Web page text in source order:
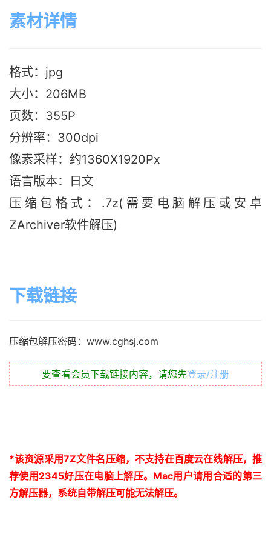
素材详情
格式：jpg
大小：206MB
页数：355P
分辨率：300dpi
像素采样：约1360X1920Px
语言版本：日文
压缩包格式：.7z(需要电脑解压或安卓
ZArchiver软件解压)
下载链接
压缩包解压密码：www.cghsj.com
要查看会员下载链接内容，请您先登录/注册
*该资源采用7Z文件名压缩，不支持在百度云在线解压，推
荐使用2345好压在电脑上解压。 Mac用户请用合适的第三
方解压器，系统自带解压可能无法解压。